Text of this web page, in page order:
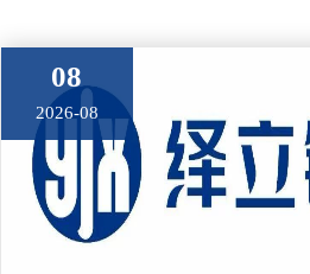
08
2026-08